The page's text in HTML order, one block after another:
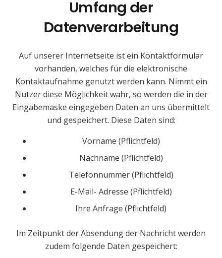
Umfang der
Datenverarbeitung
Auf unserer Internetseite ist ein Kontaktformular
vorhanden, welches für die elektronische
Kontaktaufnahme genutzt werden kann. Nimmt ein
Nutzer diese Möglichkeit wahr, so werden die in der
Eingabemaske eingegeben Daten an uns übermittelt
und gespeichert. Diese Daten sind:
Vorname (Pflichtfeld)
Nachname (Pflichtfeld)
Telefonnummer (Pflichtfeld)
E-Mail- Adresse (Pflichtfeld)
Ihre Anfrage (Pflichtfeld)
Im Zeitpunkt der Absendung der Nachricht werden
zudem folgende Daten gespeichert: